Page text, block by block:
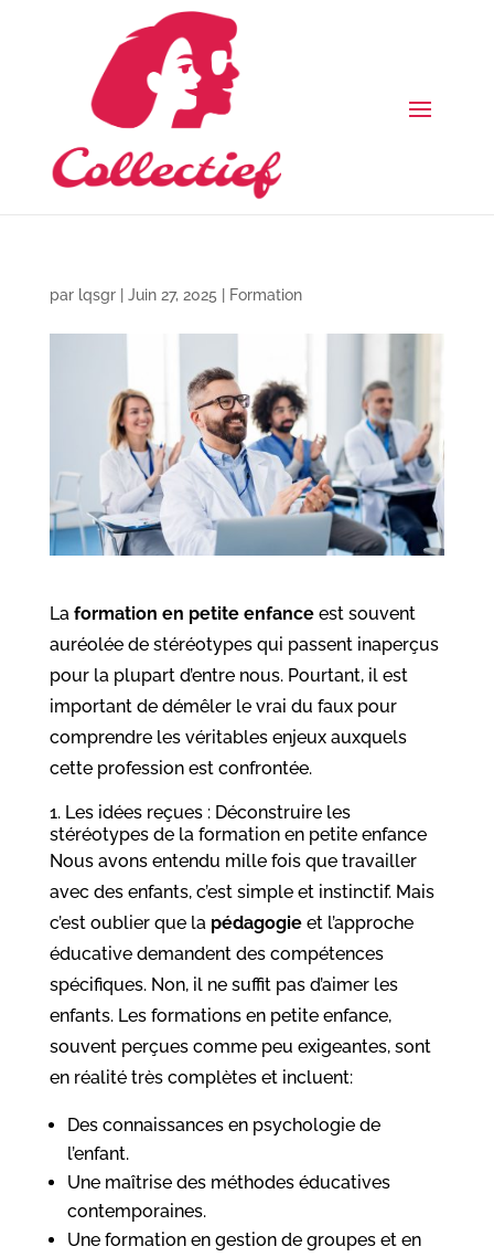
par lqsgr| Juin 27, 2025 Formation
La formation en petite enfanceest souvent
auréolée de stéréotypes qui passent inaperçus
pour la plupart d’entre nous. Pourtant, il est
important de démêler le vrai du faux pour
comprendre les véritables enjeux auxquels
cette profession est confrontée.
1. Les idées reçues : Déconstruire les
stéréotypes de la formation en petite enfance
Nous avons entendu mille fois que travailler
avec des enfants, c’est simple et instinctif. Mais
c’est oublier que la pédagogieet l’approche
éducative demandent des compétences
spécifiques. Non, il ne suffit pas d’aimer les
enfants. Les formations en petite enfance,
souvent perçues comme peu exigeantes, sont
en réalité très complètes et incluent:
Des connaissances en psychologie de
l’enfant.
Une maîtrise des méthodes éducatives
contemporaines.
Une formation en gestion de groupes et en